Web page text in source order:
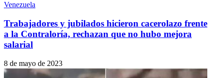
Venezuela
Trabajadores y jubilados hicieron cacerolazo frente
a la Contraloría, rechazan que no hubo mejora
salarial
8 de mayo de 2023